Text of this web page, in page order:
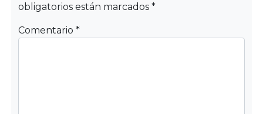
obligatorios están marcados *
Comentario *